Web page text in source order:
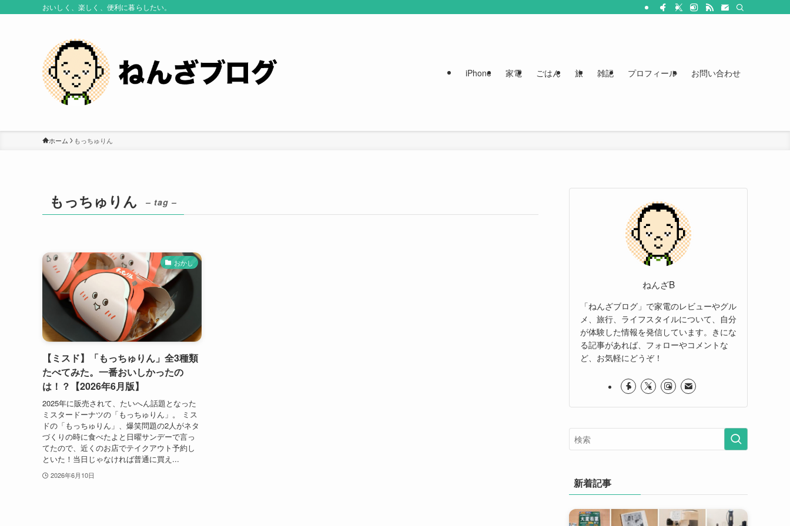
おいしく、楽しく、便利に暮らしたい。
iPhone 家電 ごはん 旅 雑記 プロフィール お問い合わせ
ホーム もっちゅりん
もっちゅりん – tag –
おかし
【ミスド】「もっちゅりん」全3種類
たべてみた。一番おいしかったの
は！？【2026年6月版】
2025年に販売されて、たいへん話題となった
ミスタードーナツの「もっちゅりん」。 ミス
ドの「もっちゅりん」、爆笑問題の2人がネタ
づくりの時に食べたよと日曜サンデーで言っ
てたので、近くのお店でテイクアウト予約し
といた！当日じゃなければ普通に買え...
2026年6月10日
ねんざB
「ねんざブログ」で家電のレビューやグル
メ、旅行、ライフスタイルについて、自分
が体験した情報を発信しています。きにな
る記事があれば、フォローやコメントな
ど、お気軽にどうぞ！
新着記事